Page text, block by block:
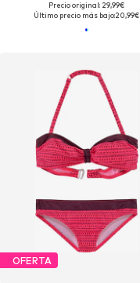
Precio original: 29,99€
Último precio más bajo:20,99€
OFERTA